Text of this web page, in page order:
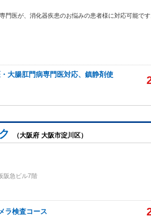
門医が、消化器疾患のお悩みの患者様に対応可能です
大腸肛門病専門医対応、鎮静剤使
（大阪府 大阪市淀川区）
阪急ビル7階
ラ検査コース